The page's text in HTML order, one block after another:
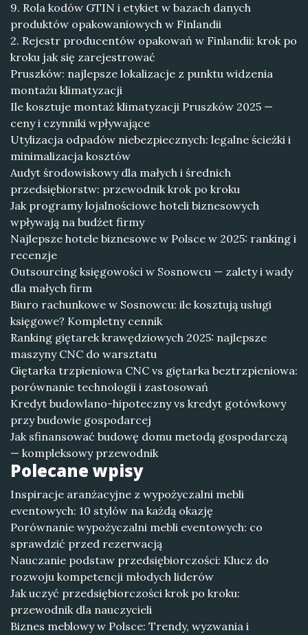
9. Rola kodów GTIN i etykiet w bazach danych
produktów opakowaniowych w Finlandii
2. Rejestr producentów opakowań w Finlandii: krok po
kroku jak się zarejestrować
Pruszków: najlepsze lokalizacje z punktu widzenia
montażu klimatyzacji
Ile kosztuje montaż klimatyzacji Pruszków 2025 —
ceny i czynniki wpływające
Utylizacja odpadów niebezpiecznych: legalne ścieżki i
minimalizacja kosztów
Audyt środowiskowy dla małych i średnich
przedsiębiorstw: przewodnik krok po kroku
Jak programy lojalnościowe hoteli biznesowych
wpływają na budżet firmy
Najlepsze hotele biznesowe w Polsce w 2025: ranking i
recenzje
Outsourcing księgowości w Sosnowcu — zalety i wady
dla małych firm
Biuro rachunkowe w Sosnowcu: ile kosztują usługi
księgowe? Kompletny cennik
Ranking giętarek krawędziowych 2025: najlepsze
maszyny CNC do warsztatu
Giętarka trzpieniowa CNC vs giętarka beztrzpieniowa:
porównanie technologii i zastosowań
Kredyt budowlano-hipoteczny vs kredyt gotówkowy
przy budowie gospodarcej
Jak sfinansować budowę domu metodą gospodarczą
— kompleksowy przewodnik
Polecane wpisy
Inspiracje aranżacyjne z wypożyczalni mebli
eventowych: 10 stylów na każdą okazję
Porównanie wypożyczalni mebli eventowych: co
sprawdzić przed rezerwacją
Nauczanie podstaw przedsiębiorczości: Klucz do
rozwoju kompetencji młodych liderów
Jak uczyć przedsiębiorczości krok po kroku:
przewodnik dla nauczycieli
Biznes meblowy w Polsce: Trendy, wyzwania i